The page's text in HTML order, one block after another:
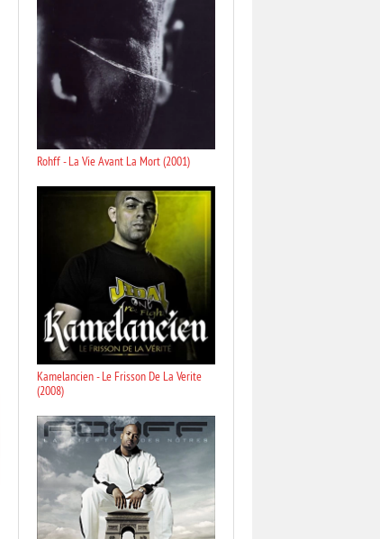
Rohff - La Vie Avant La Mort (2001)
Kamelancien - Le Frisson De La Verite
(2008)